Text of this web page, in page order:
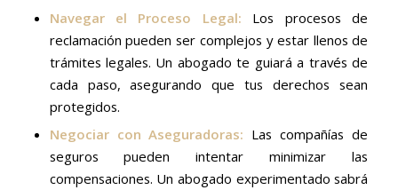
Navegar el Proceso Legal: Los procesos de
reclamación pueden ser complejos y estar llenos de
trámites legales. Un abogado te guiará a través de
cada paso, asegurando que tus derechos sean
protegidos.
Negociar con Aseguradoras: Las compañías de
seguros pueden intentar minimizar las
compensaciones. Un abogado experimentado sabrá